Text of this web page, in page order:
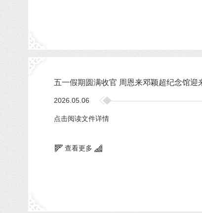
五一假期圆满收官 周恩来邓颖超纪念馆迎
2026.05.06
点击阅读文件详情
查看更多